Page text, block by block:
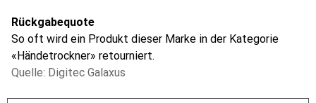
Rückgabequote
So oft wird ein Produkt dieser Marke in der Kategorie
«Händetrockner» retourniert.
Quelle: Digitec Galaxus